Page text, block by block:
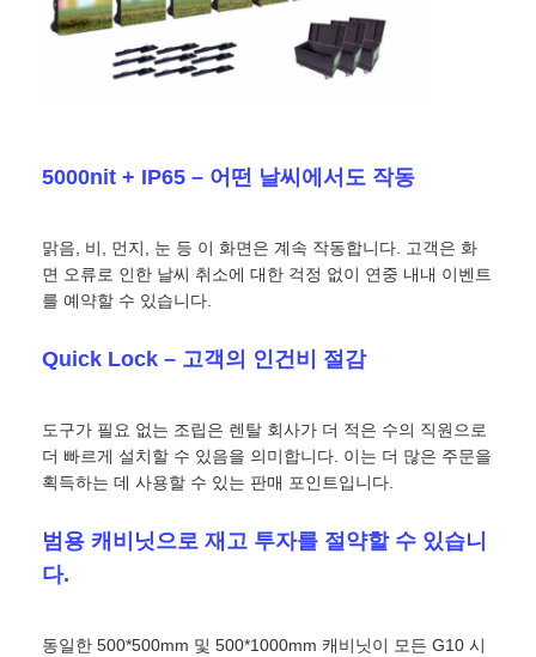
견적 요청
연주회는 스크린을 이끌었습니다
스테이지 LED 화면 임대
COB LED 비디오 월
5000nit + IP65 – 어떤 날씨에서도 작동
맑음, 비, 먼지, 눈 등 이 화면은 계속 작동합니다. 고객은 화
면 오류로 인한 날씨 취소에 대한 걱정 없이 연중 내내 이벤트
를 예약할 수 있습니다.
Quick Lock – 고객의 인건비 절감
도구가 필요 없는 조립은 렌탈 회사가 더 적은 수의 직원으로
더 빠르게 설치할 수 있음을 의미합니다. 이는 더 많은 주문을
획득하는 데 사용할 수 있는 판매 포인트입니다.
범용 캐비닛으로 재고 투자를 절약할 수 있습니
다.
동일한 500*500mm 및 500*1000mm 캐비닛이 모든 G10 시